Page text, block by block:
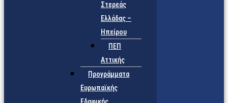
Στερεάς
Ελλάδας –
Ηπείρου
ΠΕΠ
Αττικής
Προγράμματα
Ευρωπαϊκής